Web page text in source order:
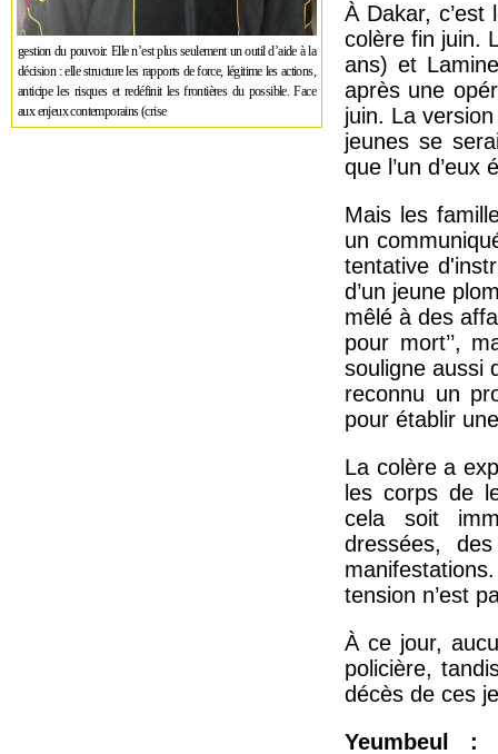
gestion du pouvoir. Elle n’est plus seulement un outil d’aide à la
décision : elle structure les rapports de force, légitime les actions,
anticipe les risques et redéfinit les frontières du possible. Face
aux enjeux contemporains (crise
À Dakar,
colère fin juin.
ans) et
après une
juin. La
jeunes se
que l’un
Mais les
un
tentative
d’un jeune
mêlé à des
pour mort’’,
souligne aussi
reconnu un
pour établir
La colère a
les corps de
cela soit
dressées,
tension n’est
À ce jour,
policière,
décès de ces
Yeumbeul :